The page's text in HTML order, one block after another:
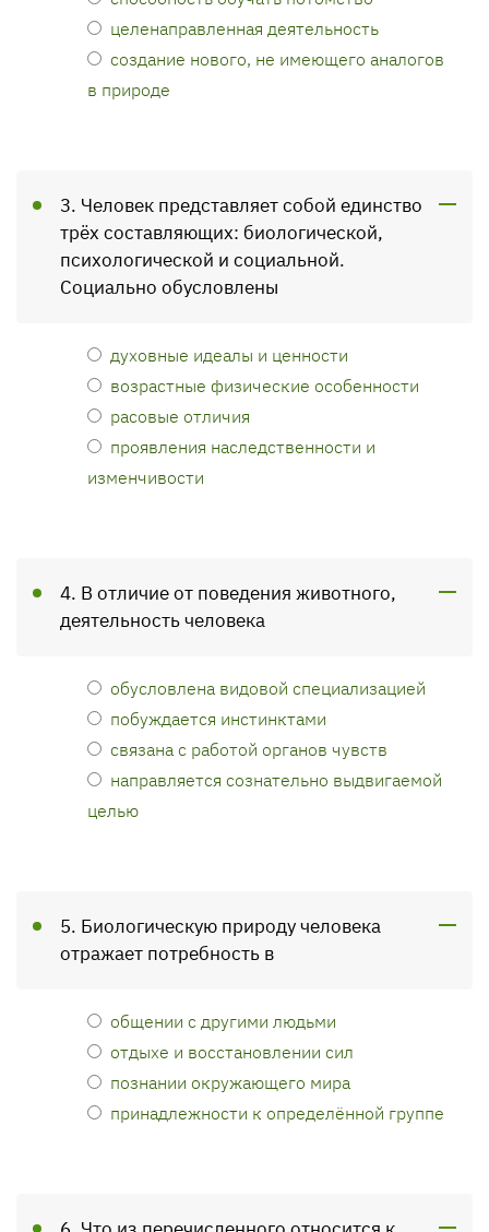
целенаправленная деятельность
создание нового, не имеющего аналогов
в природе
3. Человек представляет собой единство
трёх составляющих: биологической,
психологической и социальной.
Социально обусловлены
духовные идеалы и ценности
возрастные физические особенности
расовые отличия
проявления наследственности и
изменчивости
4. В отличие от поведения животного,
деятельность человека
обусловлена видовой специализацией
побуждается инстинктами
связана с работой органов чувств
направляется сознательно выдвигаемой
целью
5. Биологическую природу человека
отражает потребность в
общении с другими людьми
отдыхе и восстановлении сил
познании окружающего мира
принадлежности к определённой группе